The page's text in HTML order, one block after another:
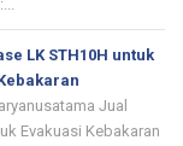
LK STH10H untuk
Jual
Evakuasi Kebakaran